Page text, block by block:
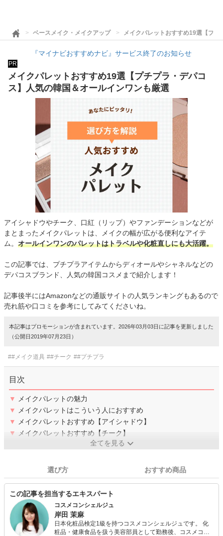
ベースメイク・メイクアップ メイクパレットおすすめ19選【プ
『マイナビおすすめナビ』サービス終了のお知らせ
PR
メイクパレットおすすめ19選【プチプラ・デパコ
ス】人気の韓国＆オールインワンも厳選
アイシャドウやチーク、口紅（リップ）やファンデーションなどが
まとまったメイクパレットは、メイクの幅が広がる便利なアイテ
ム。 オールインワンのパレットはトラベルや化粧直しにも大活躍。
この記事では、プチプラアイテムからディオールやシャネルなどの
デパコスブランド、人気の韓国コスメまで紹介します！
記事後半にはAmazonなどの通販サイトの人気ランキングもあるので
売れ筋や口コミを参考にしてみてくださいね。
本記事はプロモーションが含まれています。2026年03月03日に記事を更新しました
（公開日2019年07月23日）
##メイク道具 ##チーク ##プチプラ
目次
▼
メイクパレットの魅力
▼
メイクパレットはこういう人におすすめ
▼
メイクパレットおすすめ【アイシャドウ】
▼
メイクパレットおすすめ【チーク】
全てを見る
選び方 おすすめ商品
この記事を担当するエキスパート
コスメコンシェルジュ
岸田 茉麻
日本化粧品検定1級を持つコスメコンシェルジュです。 化
粧品・健康食品を扱う美容部員として勤務後、コスメコン